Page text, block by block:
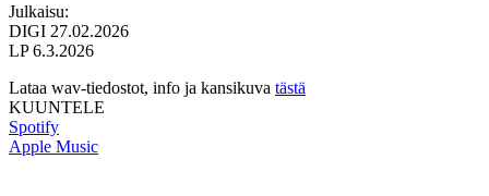
Julkaisu:
DIGI 27.02.2026
LP 6.3.2026
Lataa wav-tiedostot, info ja kansikuva tästä
KUUNTELE
Spotify
Apple Music